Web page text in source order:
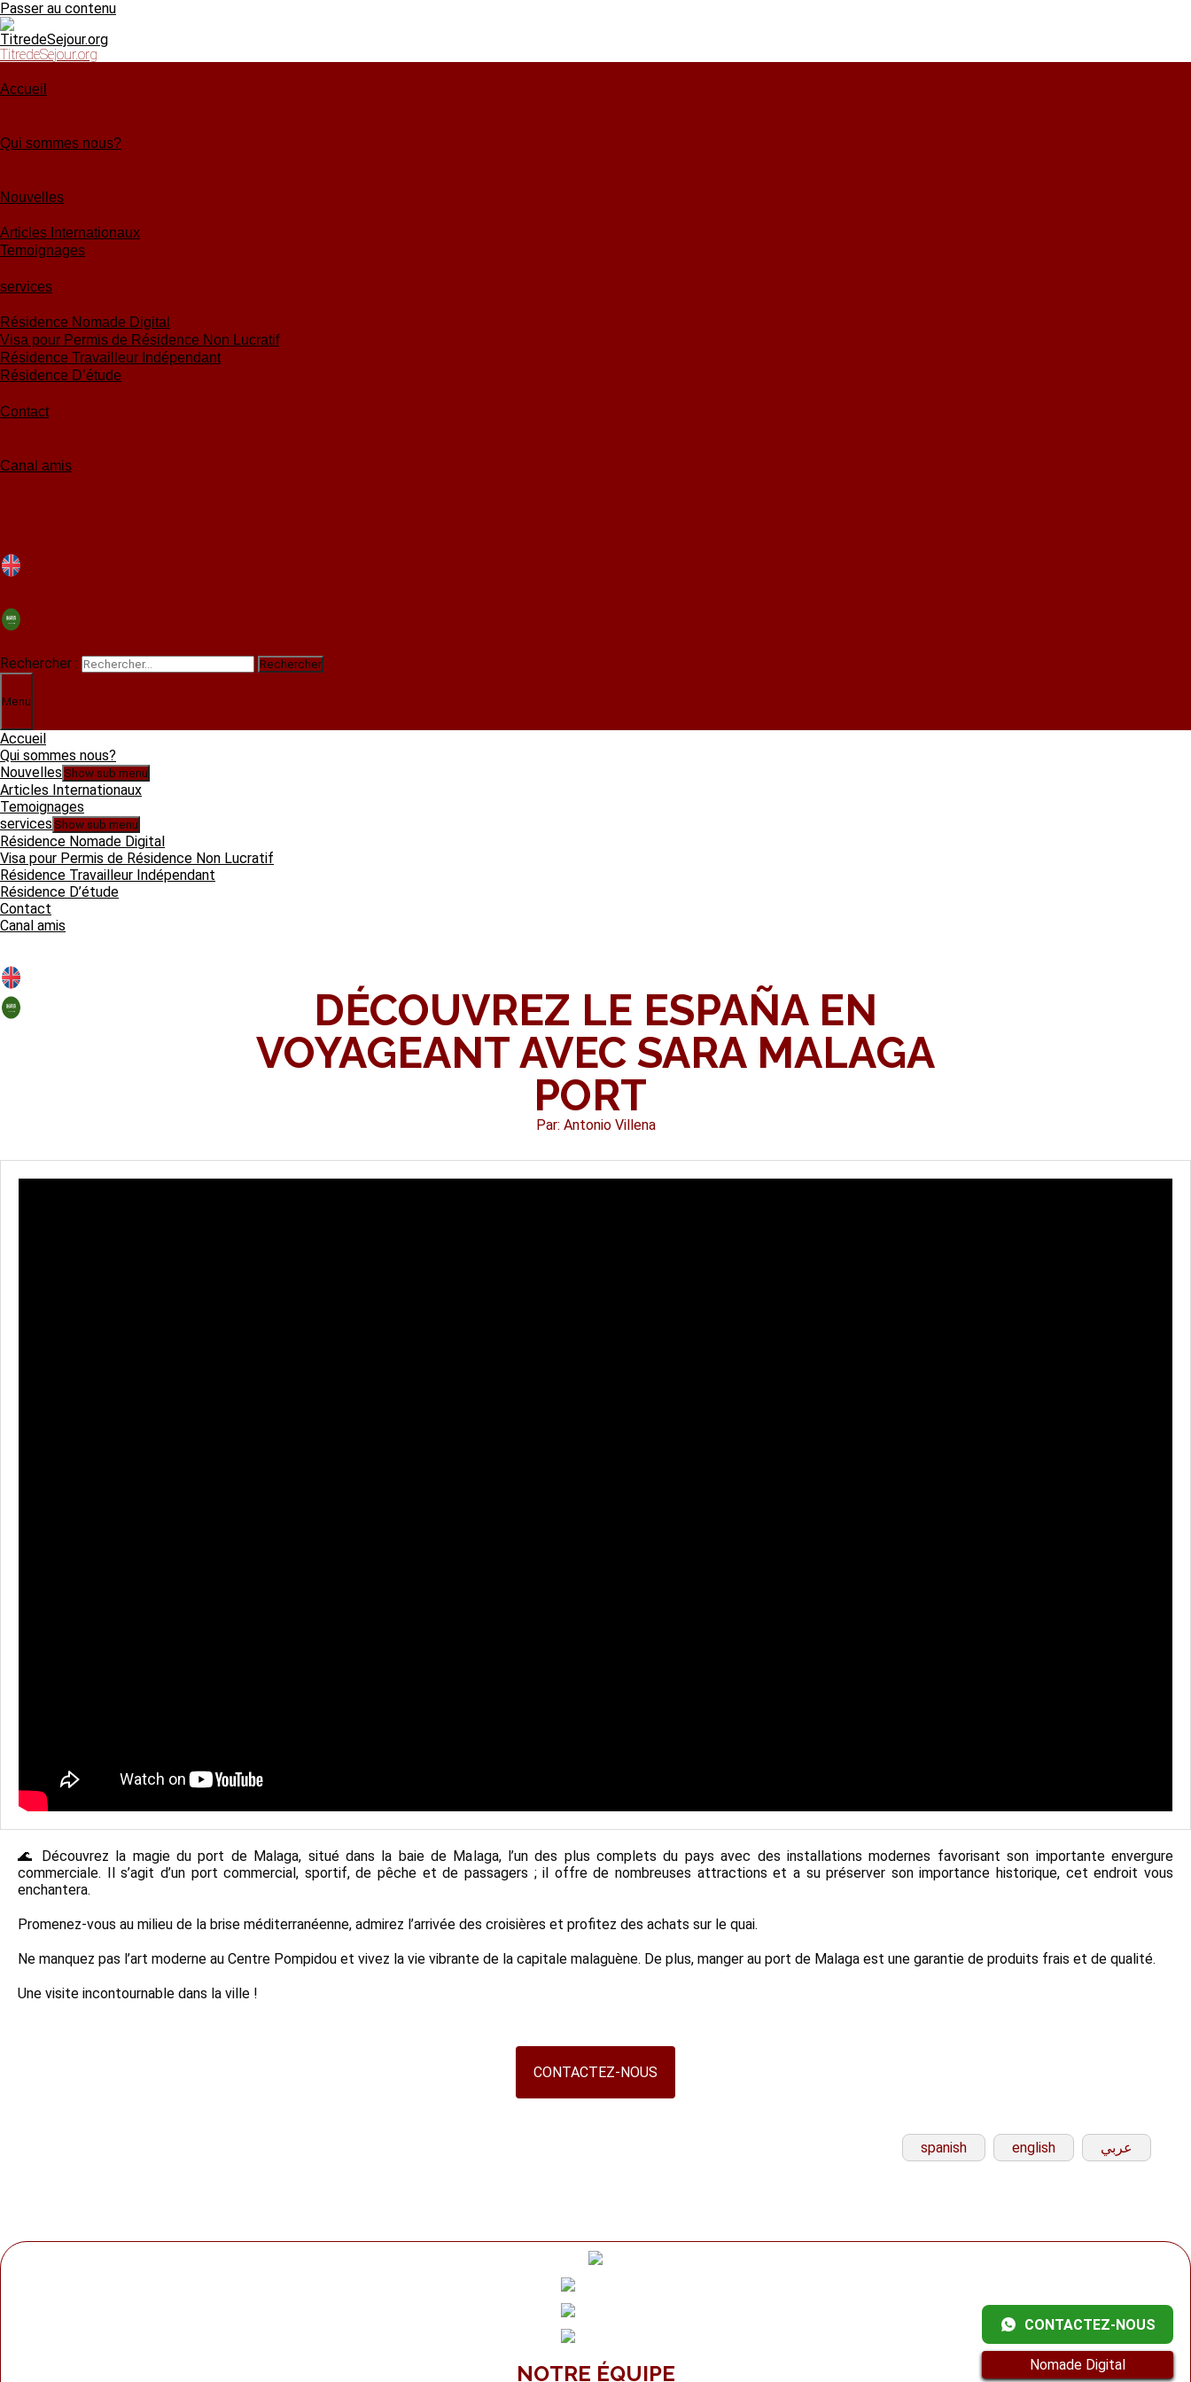
Passer au contenu
TitredeSejour.org
Accueil
Qui sommes nous?
Nouvelles
Articles Internationaux
Temoignages
services
Résidence Nomade Digital
Visa pour Permis de Résidence Non Lucratif
Résidence Travailleur Indépendant
Résidence D’étude
Contact
Canal amis
Rechercher :
Menu
Accueil
Qui sommes nous?
Nouvelles Show sub menu
Articles Internationaux
Temoignages
services Show sub menu
Résidence Nomade Digital
Visa pour Permis de Résidence Non Lucratif
Résidence Travailleur Indépendant
Résidence D’étude
Contact
Canal amis
DÉCOUVREZ LE ESPAÑA EN
VOYAGEANT AVEC SARA MALAGA
PORT
Par: Antonio Villena
🌊 Découvrez la magie du port de Malaga, situé dans la baie de Malaga, l’un des plus complets du pays avec des installations modernes favorisant son importante envergure
commerciale. Il s’agit d’un port commercial, sportif, de pêche et de passagers ; il offre de nombreuses attractions et a su préserver son importance historique, cet endroit vous
enchantera.
Promenez-vous au milieu de la brise méditerranéenne, admirez l’arrivée des croisières et profitez des achats sur le quai.
Ne manquez pas l’art moderne au Centre Pompidou et vivez la vie vibrante de la capitale malaguène. De plus, manger au port de Malaga est une garantie de produits frais et de qualité.
Une visite incontournable dans la ville !
CONTACTEZ-NOUS
spanish english عربي
NOTRE ÉQUIPE
CONTACTEZ-NOUS
Nomade Digital